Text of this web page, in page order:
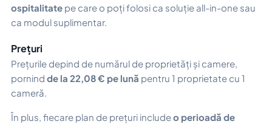
ospitalitate pe care o poți folosi ca soluție all-in-one sau
ca modul suplimentar.
Prețuri
Prețurile depind de numărul de proprietăți și camere,
pornind de la 22,08 € pe lună pentru 1 proprietate cu 1
cameră.
În plus, fiecare plan de prețuri includeo perioadă de